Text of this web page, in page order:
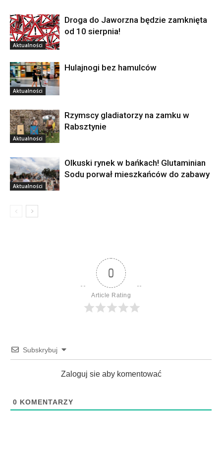
Aktualności
Droga do Jaworzna będzie zamknięta
od 10 sierpnia!
Aktualności
Hulajnogi bez hamulców
Aktualności
Rzymscy gladiatorzy na zamku w
Rabsztynie
Aktualności
Olkuski rynek w bańkach! Glutaminian
Sodu porwał mieszkańców do zabawy
0
Article Rating
Subskrybuj
Zaloguj sie aby komentować
0 KOMENTARZY